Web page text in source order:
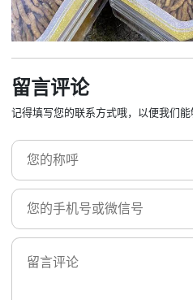
留言评论
记得填写您的联系方式哦，以便我们能